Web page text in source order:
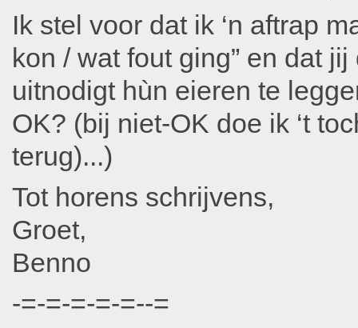
Ik stel voor dat ik ‘n aftrap
kon / wat fout ging” en dat
uitnodigt hùn eieren te
OK? (bij niet-OK doe ik ‘t
terug)...)
Tot horens schrijvens,
Groet,
Benno
-=-=-=-=-=--=